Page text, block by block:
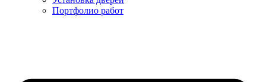
Портфолио работ